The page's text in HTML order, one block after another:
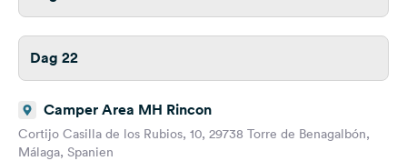
Dag 22
Camper Area MH Rincon
Cortijo Casilla de los Rubios, 10, 29738 Torre de Benagalbón,
Málaga, Spanien